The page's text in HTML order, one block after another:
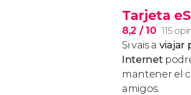
Tarjeta
8,2 / 10 115
Si vais a viajar
Internet
mantener el
amigos.